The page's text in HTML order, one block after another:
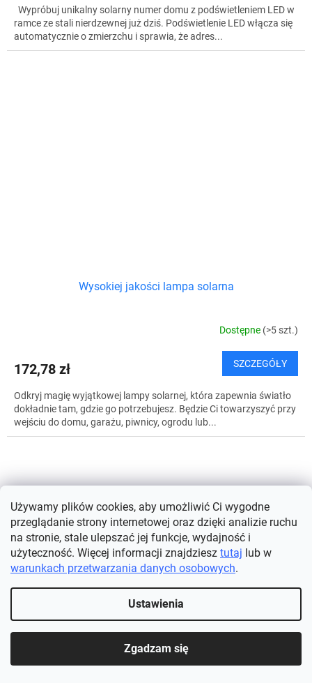
Używamy plików cookies, aby umożliwić Ci wygodne
przeglądanie strony internetowej oraz dzięki analizie ruchu
na stronie, stale ulepszać jej funkcje, wydajność i
użyteczność. Więcej informacji znajdziesz tutaj lub w
warunkach przetwarzania danych osobowych.
Ustawienia
Zgadzam się
Wypróbuj unikalny solarny numer domu z podświetleniem LED w
ramce ze stali nierdzewnej już dziś. Podświetlenie LED włącza się
automatycznie o zmierzchu i sprawia, że adres...
Wysokiej jakości lampa solarna
Dostępne (>5 szt.)
172,78 zł SZCZEGÓŁY
Odkryj magię wyjątkowej lampy solarnej, która zapewnia światło
dokładnie tam, gdzie go potrzebujesz. Będzie Ci towarzyszyć przy
wejściu do domu, garażu, piwnicy, ogrodu lub...